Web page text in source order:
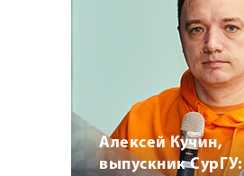
Алексей Кучин,
выпускник СурГУ: